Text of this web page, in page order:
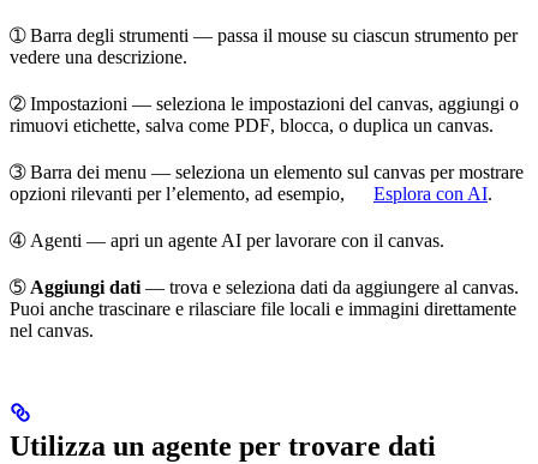
➀Barra degli strumenti — passa il mouse su ciascun strumento per
vedere una descrizione.
➁Impostazioni — seleziona le impostazioni del canvas, aggiungi o
rimuovi etichette, salva come PDF, blocca, o duplica un canvas.
➂Barra dei menu — seleziona un elemento sul canvas per mostrare
opzioni rilevanti per l’elemento, ad esempio, Esplora con AI.
➃ Agenti — apri un agente AI per lavorare con il canvas.
➄ Aggiungi dati — trova e seleziona dati da aggiungere al canvas.
Puoi anche trascinare e rilasciare file locali e immagini direttamente
nel canvas.
Utilizza un agente per trovare dati